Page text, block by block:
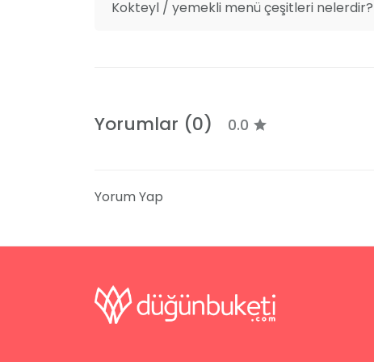
ekibimiz, etkinliğinizin sorunsuz bir şekilde
yüksek hızda internet erişimi gibi özelliklerle
mükemmel bir tercih olacaktır. Ayrıca,
Kokteyl / yemekli menü çeşitleri nelerdir?
Yorumlar (0) 0.0
Yorum Yap